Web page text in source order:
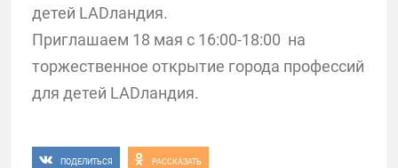
детей LADландия.
Приглашаем 18 мая с 16:00-18:00 на
торжественное открытие города профессий
для детей LADландия.
ПОДЕЛИТЬСЯ РАССКАЗАТЬ